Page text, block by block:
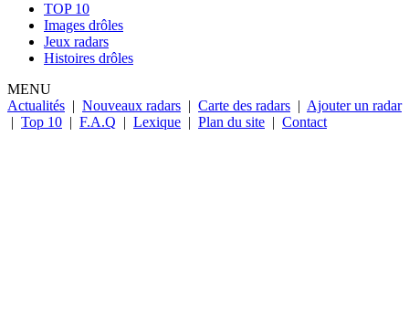
TOP 10
Images drôles
Jeux radars
Histoires drôles
MENU
Actualités | Nouveaux radars | Carte des radars | Ajouter un radar
| Top 10 | F.A.Q | Lexique | Plan du site | Contact